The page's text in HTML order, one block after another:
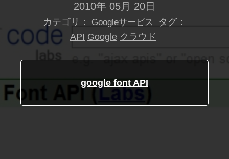
2010年 05月 20日
カテゴリ： Googleサービス
タグ：
API Google クラウド
google font API